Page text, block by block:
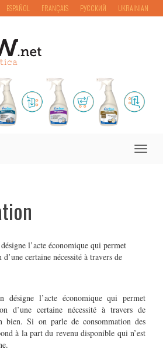
ESPAÑOL FRANÇAIS РУССКИЙ UKRAINIAN
Toggle
l’acte économique qui permet
certaine nécessité à travers de
désigne l’acte économique qui permet
d’une certaine nécessité à travers de
bien. Si on parle de consommation des
à la part du revenu disponible qui n’est